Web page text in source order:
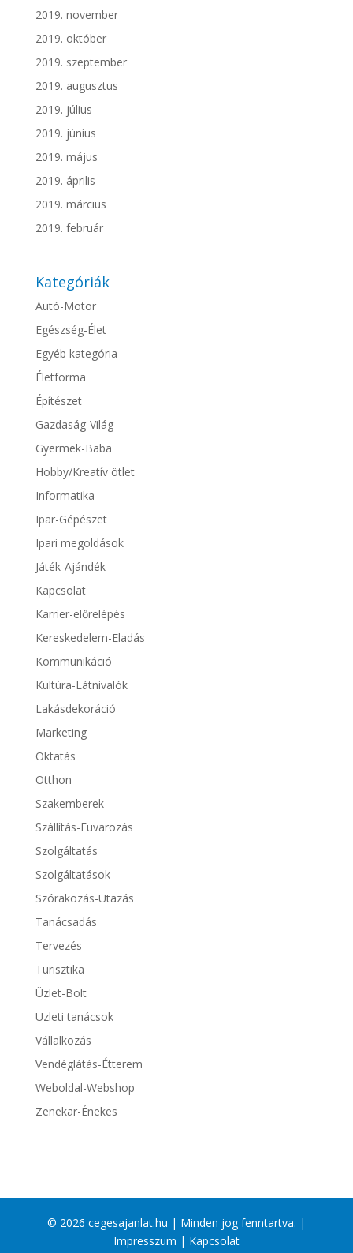
2019. november
2019. október
2019. szeptember
2019. augusztus
2019. július
2019. június
2019. május
2019. április
2019. március
2019. február
Kategóriák
Autó-Motor
Egészség-Élet
Egyéb kategória
Életforma
Építészet
Gazdaság-Világ
Gyermek-Baba
Hobby/Kreatív ötlet
Informatika
Ipar-Gépészet
Ipari megoldások
Játék-Ajándék
Kapcsolat
Karrier-előrelépés
Kereskedelem-Eladás
Kommunikáció
Kultúra-Látnivalók
Lakásdekoráció
Marketing
Oktatás
Otthon
Szakemberek
Szállítás-Fuvarozás
Szolgáltatás
Szolgáltatások
Szórakozás-Utazás
Tanácsadás
Tervezés
Turisztika
Üzlet-Bolt
Üzleti tanácsok
Vállalkozás
Vendéglátás-Étterem
Weboldal-Webshop
Zenekar-Énekes
© 2026 cegesajanlat.hu | Minden jog fenntartva. |
Impresszum | Kapcsolat